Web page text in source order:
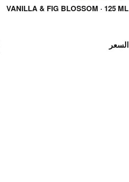
VANILLA & FIG BLOSSOM · 125 ML
السعر